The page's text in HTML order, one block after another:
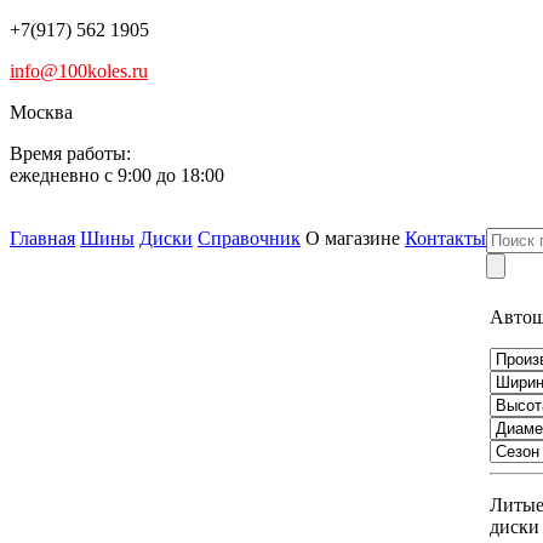
+7(917) 562 1905
info@100koles.ru
Москва
Время работы:
ежедневно с 9:00 до 18:00
Главная Шины Диски Справочник О магазине Контакты
Литые
диски